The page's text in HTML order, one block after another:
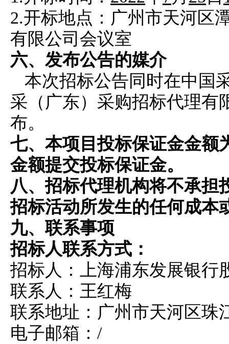
2.开标地点：广州市天河区
有限公司会议室
六、发布公告的媒介
本次招标公告同时在中国
采（广东）采购招标代理有
布。
七、 本项目投标保证金金额
金额提交投标保证金。
八、招标代理机构将不承担
招标活动所发生的任何成本
九、联系事项
招标人联系方式：
招标人：上海浦东发展银行
联系人：王红梅
联系地址：广州市天河区珠
电子邮箱：/